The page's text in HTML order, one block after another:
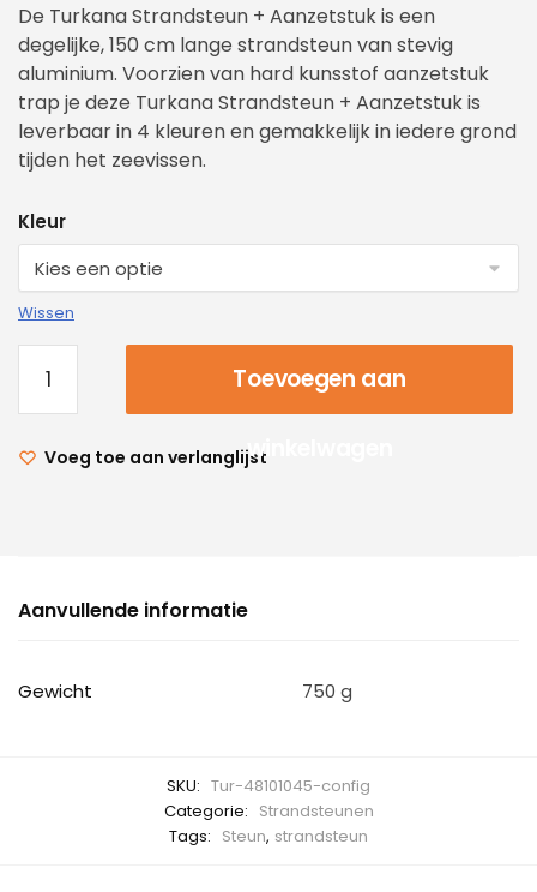
De Turkana Strandsteun + Aanzetstuk is een
degelijke, 150 cm lange strandsteun van stevig
aluminium. Voorzien van hard kunsstof aanzetstuk
trap je deze Turkana Strandsteun + Aanzetstuk is
leverbaar in 4 kleuren en gemakkelijk in iedere grond
tijden het zeevissen.
Kleur
Wissen
Toevoegen aan
winkelwagen
Voeg toe aan verlanglijst
Aanvullende informatie
Gewicht 750 g
SKU: Tur-48101045-config
Categorie: Strandsteunen
Tags: Steun, strandsteun